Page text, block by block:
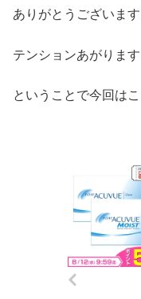
ありがとうございます
テンションあがりま
ということで今回はこ